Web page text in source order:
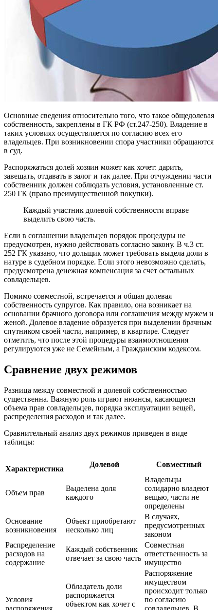
Основные сведения относительно того, что такое общедолевая
собственность, закреплены в ГК РФ (ст.247-250). Владение в
таких условиях осуществляется по согласию всех его
владельцев. При возникновении спора участники обращаются
в суд.
Распоряжаться долей хозяин может как хочет: дарить,
завещать, отдавать в залог и так далее. При отчуждении части
собственник должен соблюдать условия, установленные ст.
250 ГК (право преимущественной покупки).
Каждый участник долевой собственности вправе
выделить свою часть.
Если в соглашении владельцев порядок процедуры не
предусмотрен, нужно действовать согласно закону. В ч.3 ст.
252 ГК указано, что дольщик может требовать выдела доли в
натуре в судебном порядке. Если этого невозможно сделать,
предусмотрена денежная компенсация за счет остальных
совладельцев.
Помимо совместной, встречается и общая долевая
собственность супругов. Как правило, она возникает на
основании брачного договора или соглашения между мужем и
женой. Долевое владение образуется при выделении брачным
спутником своей части, например, в квартире. Следует
отметить, что после этой процедуры взаимоотношения
регулируются уже не Семейным, а Гражданским кодексом.
Сравнение двух режимов
Разница между совместной и долевой собственностью
существенна. Важную роль играют нюансы, касающиеся
объема прав совладельцев, порядка эксплуатации вещей,
распределения расходов и так далее.
Сравнительный анализ двух режимов приведен в виде
таблицы:
Характеристика
Долевой Совместный
Объем прав
Выделена доля
каждого
Владельцы
солидарно владеют
вещью, части не
определены
Основание
возникновения
Объект приобретают
несколько лиц
В случаях,
предусмотренных
законом
Распределение
расходов на
содержание
Каждый собственник
отвечает за свою часть
Совместная
ответственность за
имущество
Условия
распоряжения
Обладатель доли
распоряжается
объектом как хочет с
Распоряжение
имуществом
происходит только
по согласию
совладельцев. В